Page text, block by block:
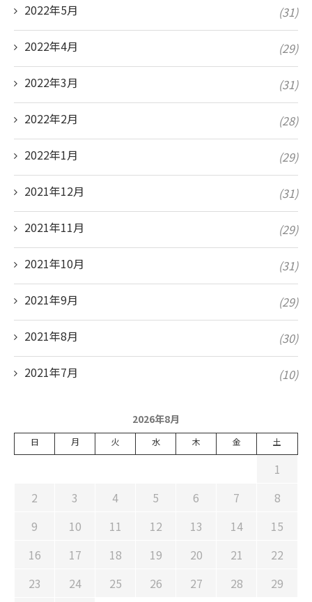
2022年5月 (31)
2022年4月 (29)
2022年3月 (31)
2022年2月 (28)
2022年1月 (29)
2021年12月 (31)
2021年11月 (29)
2021年10月 (31)
2021年9月 (29)
2021年8月 (30)
2021年7月 (10)
2026年8月
日 月 火 水 木 金 土
1
2
3 4 5 6 7
8
9
10 11 12 13 14
15
16
17 18 19 20 21
22
23
24 25 26 27 28 29